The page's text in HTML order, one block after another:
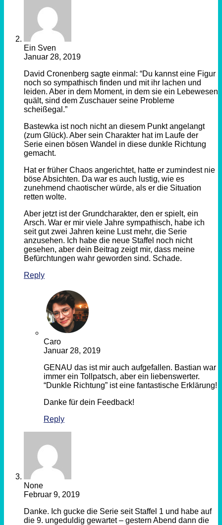
Ein Sven
Januar 28, 2019
David Cronenberg sagte einmal: “Du kannst eine Figur
noch so sympathisch finden und mit ihr lachen und
leiden. Aber in dem Moment, in dem sie ein Lebewesen
quält, sind dem Zuschauer seine Probleme
scheißegal.”
Bastewka ist noch nicht an diesem Punkt angelangt
(zum Glück). Aber sein Charakter hat im Laufe der
Serie einen bösen Wandel in diese dunkle Richtung
gemacht.
Hat er früher Chaos angerichtet, hatte er zumindest nie
böse Absichten. Da war es auch lustig, wie es
zunehmend chaotischer würde, als er die Situation
retten wolte.
Aber jetzt ist der Grundcharakter, den er spielt, ein
Arsch. War er mir viele Jahre sympathisch, habe ich
seit gut zwei Jahren keine Lust mehr, die Serie
anzusehen. Ich habe die neue Staffel noch nicht
gesehen, aber dein Beitrag zeigt mir, dass meine
Befürchtungen wahr geworden sind. Schade.
Reply
Caro
Januar 28, 2019
GENAU das ist mir auch aufgefallen. Bastian war
immer ein Tollpatsch, aber ein liebenswerter.
“Dunkle Richtung” ist eine fantastische Erklärung!
Danke für dein Feedback!
Reply
None
Februar 9, 2019
Danke. Ich gucke die Serie seit Staffel 1 und habe auf
die 9. ungeduldig gewartet – gestern Abend dann die